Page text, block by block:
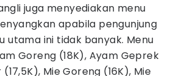
juga menyediakan menu
apabila pengunjung
utama ini tidak banyak. Menu
Goreng (18K), Ayam Geprek
Mie Goreng (16K), Mie